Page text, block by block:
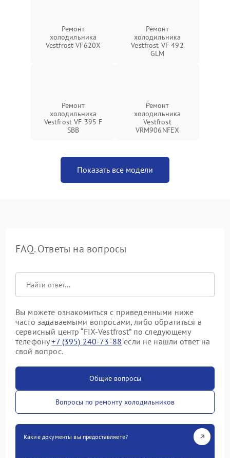
Ремонт
холодильника
Vestfrost VF620X
Ремонт
холодильника
Vestfrost VF 492
GLM
Ремонт
холодильника
Vestfrost VF 395 F
SBB
Ремонт
холодильника
Vestfrost
VRM906NFEX
Показать все модели
FAQ. Ответы на вопросы
Вы можете ознакомиться с приведенными ниже
часто задаваемыми вопросами, либо обратиться в
сервисный центр “FIX-Vestfrost” по следующему
телефону+7 (395) 240-73-88 если не нашли ответ на
свой вопрос.
Общие вопросы
Вопросы по ремонту холодильников
Какие документы вы предоставляете?